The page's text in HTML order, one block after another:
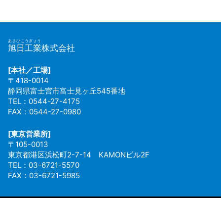
旭日工業
あさひこうぎょう
株式会社
[本社／工場]
〒418-0014
静岡県富士宮市富士見ヶ丘545番地
TEL：0544-27-4175
FAX：0544-27-0980
[東京営業所]
〒105-0013
東京都港区浜松町2-7-14 KAMONビル2F
TEL：03-6721-5570
FAX：03-6721-5985